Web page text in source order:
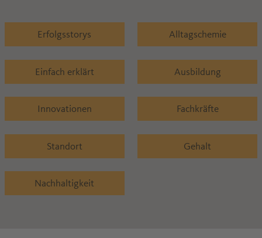
Erfolgsstorys Alltagschemie
Einfach erklärt Ausbildung
Innovationen Fachkräfte
Standort Gehalt
Nachhaltigkeit